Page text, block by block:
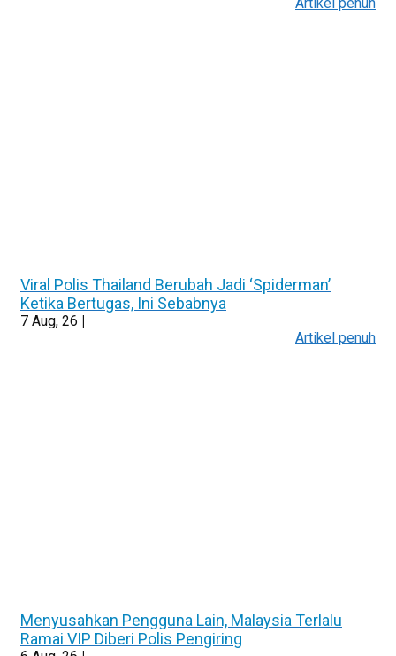
Viral Polis Thailand Berubah Jadi ‘Spiderman’
Ketika Bertugas, Ini Sebabnya
7 Aug, 26
Artikel penuh
Menyusahkan Pengguna Lain, Malaysia Terlalu
Ramai VIP Diberi Polis Pengiring